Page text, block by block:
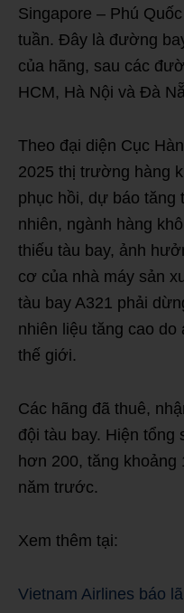
Singapore – Phú
tuần. Đây là đường
của hãng, sau các
HCM, Hà Nội và Đà
Theo đại diện Cục
2025 thị trường hàng
phục hồi, dự báo tăng
nhiên, ngành hàng
thiếu tàu bay, ảnh
cơ của nhà máy sản
tàu bay A321 phải
nhiên liệu tăng cao
thế giới.
Các hãng đã thuê,
đội tàu bay. Hiện tổng
hơn 200, tăng
năm trước.
Xem thêm tại:
Vietnam Airlines báo